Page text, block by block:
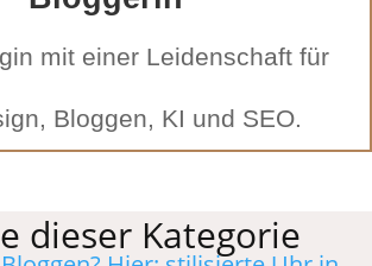
mit einer Leidenschaft für
Bloggen, KI und SEO.
dieser Kategorie